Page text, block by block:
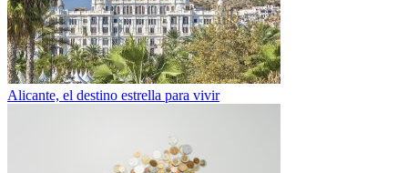
Alicante, el destino estrella para vivir